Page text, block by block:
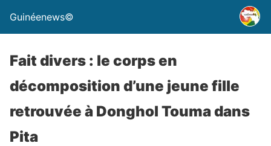
Guinéenews©
Fait divers : le corps en
décomposition d’une jeune fille
retrouvée à Donghol Touma dans
Pita